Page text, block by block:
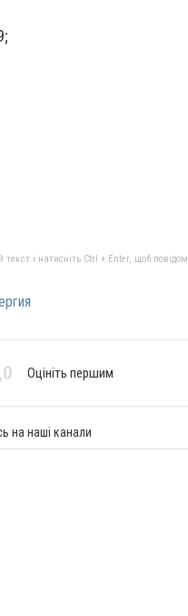
і натисніть Ctrl + Enter, щоб
Оцініть першим
на наші канали